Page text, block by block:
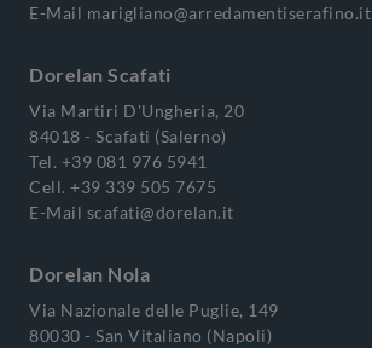
E-Mail marigliano@arredamentiserafino.it
Dorelan Scafati
Via Martiri D'Ungheria, 20
84018 - Scafati (Salerno)
Tel. +39 081 976 5941
Cell. +39 339 505 7675
E-Mail scafati@dorelan.it
Dorelan Nola
Via Nazionale delle Puglie, 149
80030 - San Vitaliano (Napoli)